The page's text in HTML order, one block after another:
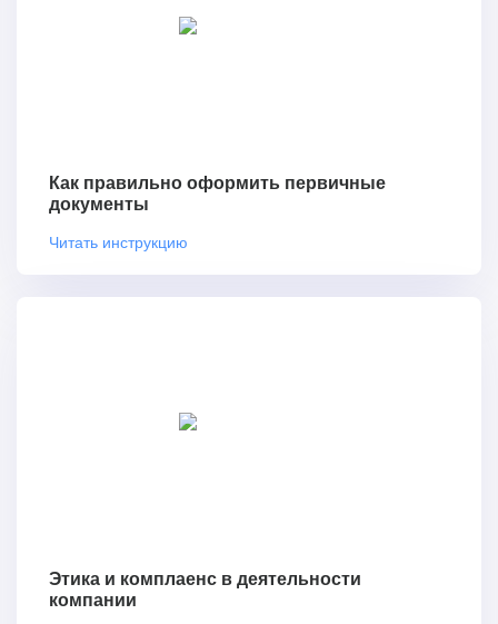
Как правильно оформить первичные
документы
Читать инструкцию
Этика и комплаенс в деятельности
компании